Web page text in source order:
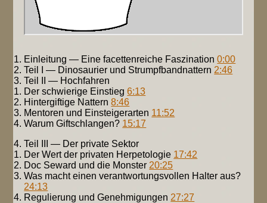
Einleitung — Eine facettenreiche Faszination0:00
Teil I — Dinosaurier und Strumpfbandnattern 2:46
Teil II — Hochfahren
Der schwierige Einstieg6:13
Hintergiftige Nattern8:46
Mentoren und Einsteigerarten 11:52
Warum Giftschlangen? 15:17
Teil III — Der private Sektor
Der Wert der privaten Herpetologie 17:42
Doc Seward und die Monster 20:25
Was macht einen verantwortungsvollen Halter aus?
24:13
Regulierung und Genehmigungen 27:27